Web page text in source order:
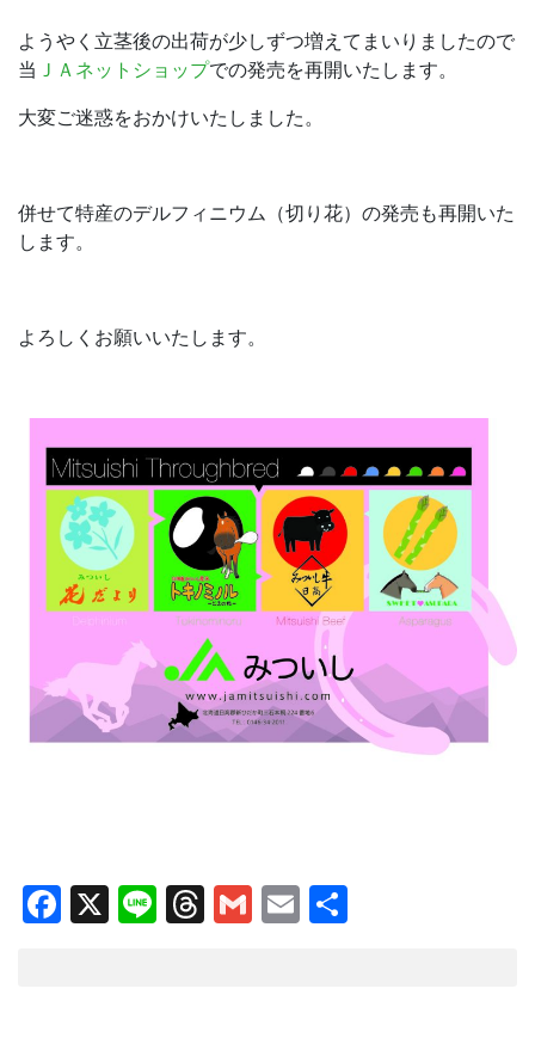
ようやく立茎後の出荷が少しずつ増えてまいりましたので
当 ＪＡネットショップでの発売を再開いたします。
大変ご迷惑をおかけいたしました。
併せて特産のデルフィニウム（切り花）の発売も再開いた
します。
よろしくお願いいたします。
Facebook
X LineThreads
Gmail
Email